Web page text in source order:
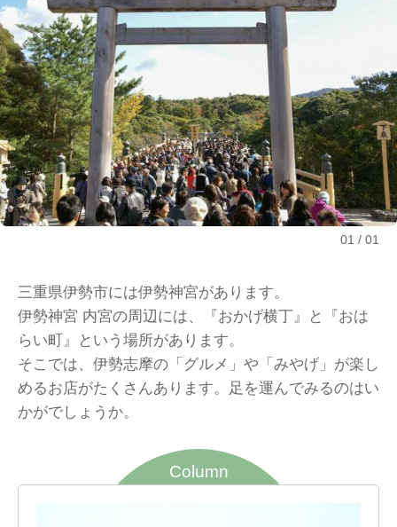
01 01
三重県伊勢市には伊勢神宮があります。
伊勢神宮 内宮の周辺には、『おかげ横丁』と『おは
らい町』という場所があります。
そこでは、伊勢志摩の「グルメ」や「みやげ」が楽し
めるお店がたくさんあります。足を運んでみるのはい
かがでしょうか。
Column